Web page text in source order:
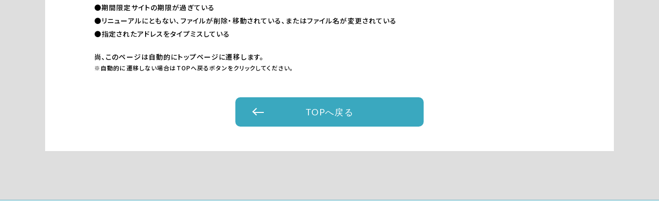
●期間限定サイトの期限が過ぎている
●リニューアルにともない、ファイルが削除・移動されている、またはファイル名が変更されている
●指定されたアドレスをタイプミスしている
尚、このページは自動的にトップページに遷移します。
※自動的に遷移しない場合はTOPへ戻るボタンをクリックしてください。
TOPへ戻る